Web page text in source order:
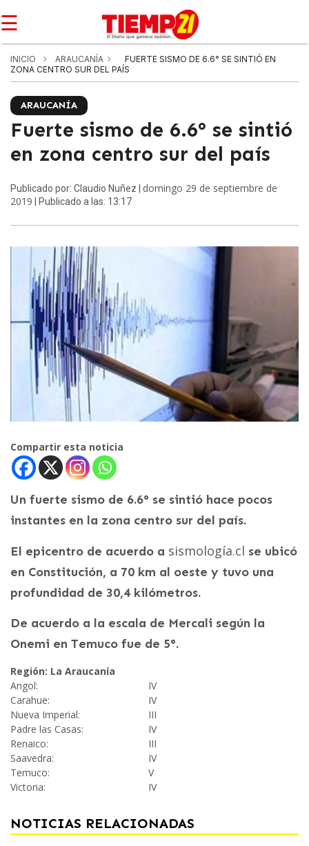
☰
INICIO ARAUCANÍA
FUERTE SISMO DE 6.6° SE SINTIÓ EN
ZONA CENTRO SUR DEL PAÍS
ARAUCANÍA
Fuerte sismo de 6.6° se sintió
en zona centro sur del país
Publicado por: Claudio Nuñez | domingo 29 de septiembre de
2019 | Publicado a las: 13:17
Compartir esta noticia
Un fuerte sismo de 6.6° se sintió hace pocos
instantes en la zona centro sur del país.
El epicentro de acuerdo a sismología.cl se ubicó
en Constitución, a 70 km al oeste y tuvo una
profundidad de 30,4 kilómetros.
De acuerdo a la escala de Mercali según la
Onemi en Temuco fue de 5°.
Región: La Araucanía
Angol:
IV
Carahue:
IV
Nueva Imperial:
III
Padre las Casas:
IV
Renaico:
III
Saavedra:
IV
Temuco:
V
Victoria:
IV
NOTICIAS RELACIONADAS